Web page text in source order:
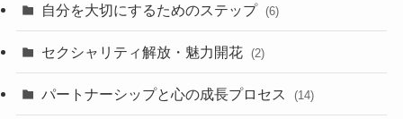
自分を大切にするためのステップ (6)
セクシャリティ解放・魅力開花 (2)
パートナーシップと心の成長プロセス (14)